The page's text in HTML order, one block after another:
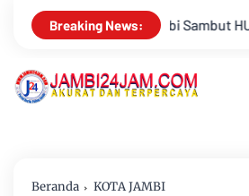
Breaking News:
RI Ke 81 Gelar Berbagai
Beranda KOTA JAMBI